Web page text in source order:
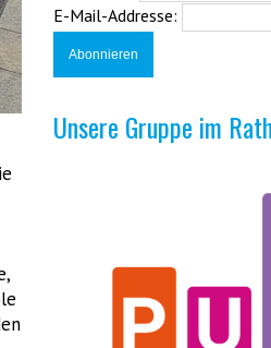
E-Mail-Addresse:
Unsere Gruppe im